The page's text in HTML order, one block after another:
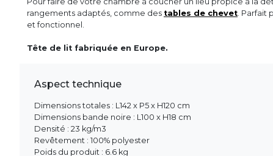
rangements adaptés, comme des tables de chevet. Parfait
et fonctionnel.
Tête de lit fabriquée en Europe.
Aspect technique
Dimensions totales : L142 x P5 x H120 cm
Dimensions bande noire : L100 x H18 cm
Densité : 23 kg/m3
Revêtement : 100% polyester
Poids du produit : 6.6 kg